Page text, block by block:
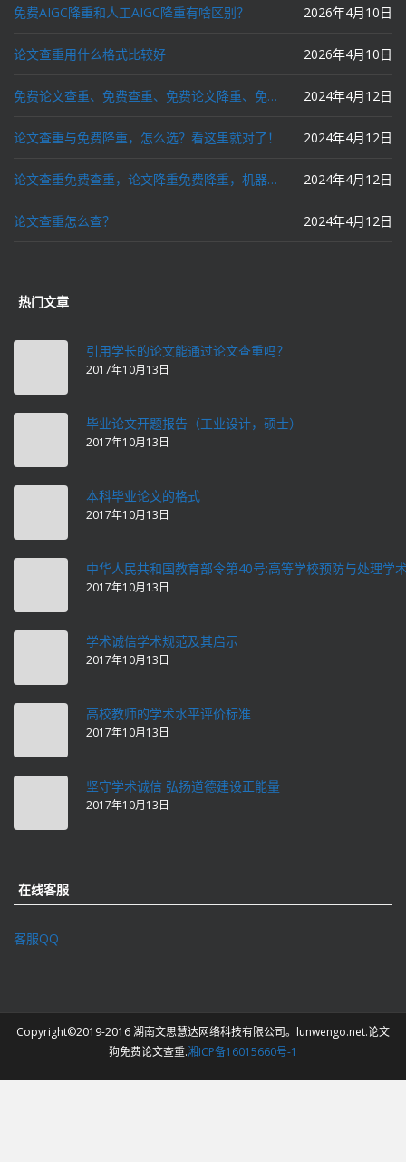
免费AIGC降重和人工AIGC降重有啥区别？ 2026年4月10日
论文查重用什么格式比较好 2026年4月10日
免费论文查重、免费查重、免费论文降重、免费降重、智能降重、一键降重、降低AIGC写作率、AI写论文，这些名词你了解吗？ 2024年4月12日
论文查重与免费降重，怎么选？看这里就对了！ 2024年4月12日
论文查重免费查重，论文降重免费降重，机器降重，人工降重，降低AIGC写作率，ai写论文，都要选论文狗和paperdog以及文思慧达！ 2024年4月12日
论文查重怎么查？ 2024年4月12日
热门文章
引用学长的论文能通过论文查重吗？
2017年10月13日
毕业论文开题报告（工业设计，硕士）
2017年10月13日
本科毕业论文的格式
2017年10月13日
中华人民共和国教育部令第40号:高等学校预防与处理学
2017年10月13日
学术诚信学术规范及其启示
2017年10月13日
高校教师的学术水平评价标准
2017年10月13日
坚守学术诚信 弘扬道德建设正能量
2017年10月13日
在线客服
客服QQ
Copyright©2019-2016 湖南文思慧达网络科技有限公司。lunwengo.net.论文
狗免费论文查重.湘ICP备16015660号-1